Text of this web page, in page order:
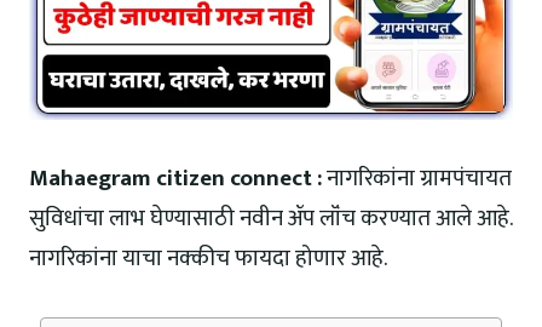
Mahaegram citizen connect :नागरिकांना ग्रामपंचायत
सुविधांचा लाभ घेण्यासाठी नवीन ॲप लॉंच करण्यात आले आहे.
नागरिकांना याचा नक्कीच फायदा होणार आहे.